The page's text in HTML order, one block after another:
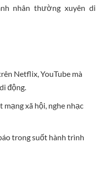
nhân thường xuyên di
Netflix, YouTube mà
động.
xã hội, nghe nhạc
trong suốt hành trình